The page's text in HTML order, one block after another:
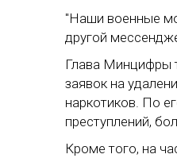
"Наши военные
другой
Глава Минцифры
заявок на
наркотиков. По
преступлений,
Кроме того, на